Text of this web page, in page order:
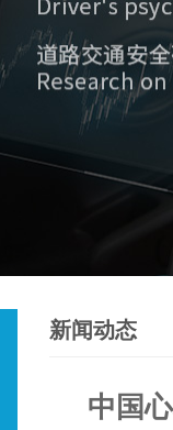
新闻动态
中国